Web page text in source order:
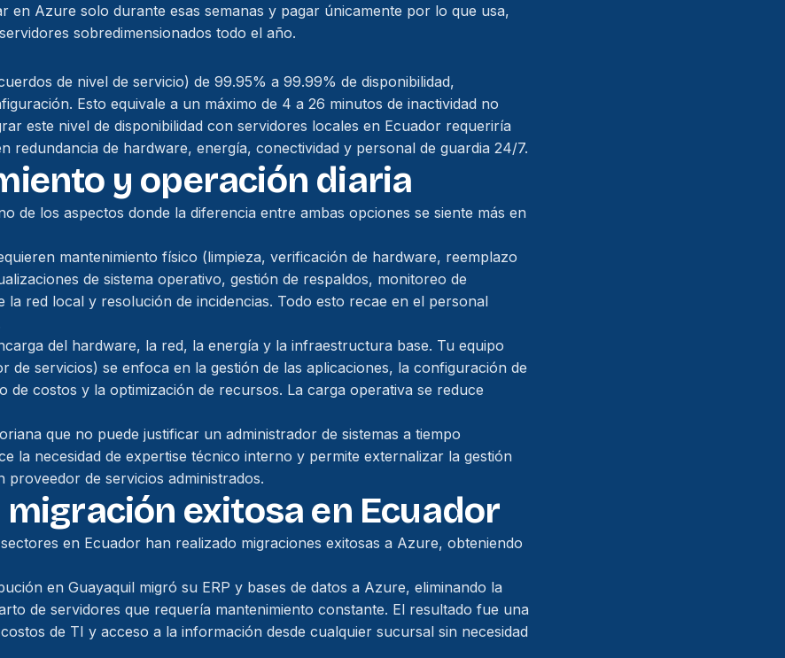
en Azure solo durante esas semanas y pagar únicamente por lo que usa,
sobredimensionados todo el año.
de nivel de servicio) de 99.95% a 99.99% de disponibilidad,
Esto equivale a un máximo de 4 a 26 minutos de inactividad no
este nivel de disponibilidad con servidores locales en Ecuador requeriría
redundancia de hardware, energía, conectividad y personal de guardia 24/7.
y operación diaria
de los aspectos donde la diferencia entre ambas opciones se siente más en
mantenimiento físico (limpieza, verificación de hardware, reemplazo
de sistema operativo, gestión de respaldos, monitoreo de
la red local y resolución de incidencias. Todo esto recae en el personal
del hardware, la red, la energía y la infraestructura base. Tu equipo
de servicios) se enfoca en la gestión de las aplicaciones, la configuración de
de costos y la optimización de recursos. La carga operativa se reduce
que no puede justificar un administrador de sistemas a tiempo
la necesidad de expertise técnico interno y permite externalizar la gestión
de servicios administrados.
migración exitosa en Ecuador
en Ecuador han realizado migraciones exitosas a Azure, obteniendo
en Guayaquil migró su ERP y bases de datos a Azure, eliminando la
de servidores que requería mantenimiento constante. El resultado fue una
de TI y acceso a la información desde cualquier sucursal sin necesidad